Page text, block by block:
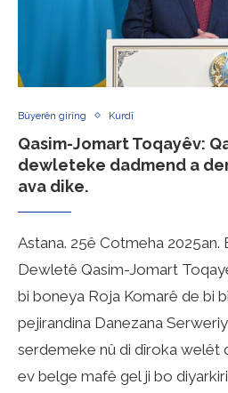
Bûyerên girîng Kurdî
Qasim-Jomart Toqayêv:
dewleteke dadmend a
ava dike.
Astana. 25ê Cotmeha
Dewletê Qasim-Jomart
bi boneya Roja Komarê de bi
pejirandina Danezana
serdemeke nû di dîroka welêt
ev belge mafê gel ji bo